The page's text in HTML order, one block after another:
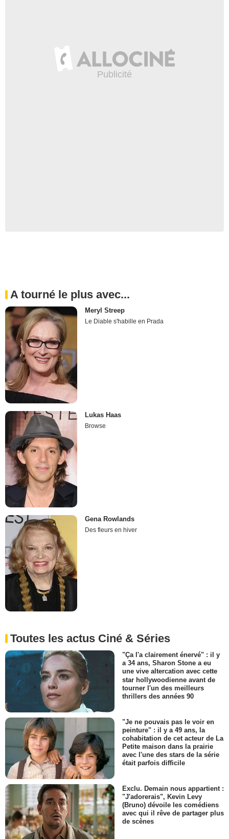
A tourné le plus avec...
Meryl Streep
Le Diable s'habille en Prada
Lukas Haas
Browse
Gena Rowlands
Des fleurs en hiver
Toutes les actus Ciné & Séries
"Ça l'a clairement énervé" : il y
a 34 ans, Sharon Stone a eu
une vive altercation avec cette
star hollywoodienne avant de
tourner l'un des meilleurs
thrillers des années 90
"Je ne pouvais pas le voir en
peinture" : il y a 49 ans, la
cohabitation de cet acteur de La
Petite maison dans la prairie
avec l'une des stars de la série
était parfois difficile
Exclu. Demain nous appartient :
"J'adorerais", Kevin Levy
(Bruno) dévoile les comédiens
avec qui il rêve de partager plus
de scènes